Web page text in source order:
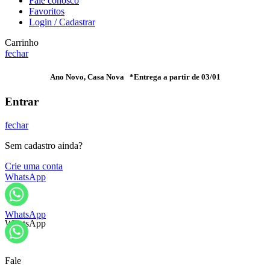
Favoritos
Login / Cadastrar
Carrinho
fechar
Ano Novo, Casa Nova *Entrega a partir de 03/01
Entrar
fechar
Sem cadastro ainda?
Crie uma conta
WhatsApp
WhatsApp
WhatsApp
Fale